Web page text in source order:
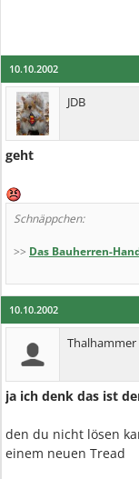
10.10.2002
JDB
geht
Schnäppchen:
>> Das Bauherren-
10.10.2002
Thalhammer
ja ich denk das ist
den du nicht lösen
einem neuen Tread